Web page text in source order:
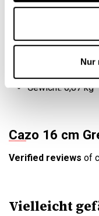
Nur
perfekte Ergänzung
Abmessungen:
Durchmesser
Durchmesser
Gewicht: 0,87 kg
Cazo 16 cm
Verified reviews of
Vielleicht